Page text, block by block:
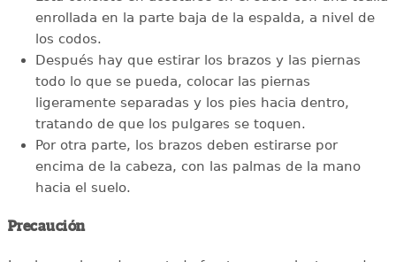
enrollada en la parte baja de la espalda, a nivel de
los codos.
Después hay que estirar los brazos y las piernas
todo lo que se pueda, colocar las piernas
ligeramente separadas y los pies hacia dentro,
tratando de que los pulgares se toquen.
Por otra parte, los brazos deben estirarse por
encima de la cabeza, con las palmas de la mano
hacia el suelo.
Precaución